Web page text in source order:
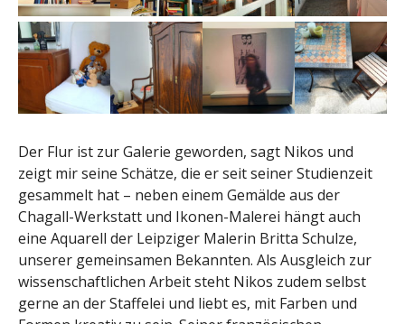
Der Flur ist zur Galerie geworden, sagt Nikos und
zeigt mir seine Schätze, die er seit seiner Studienzeit
gesammelt hat – neben einem Gemälde aus der
Chagall-Werkstatt und Ikonen-Malerei hängt auch
eine Aquarell der Leipziger Malerin Britta Schulze,
unserer gemeinsamen Bekannten. Als Ausgleich zur
wissenschaftlichen Arbeit steht Nikos zudem selbst
gerne an der Staffelei und liebt es, mit Farben und